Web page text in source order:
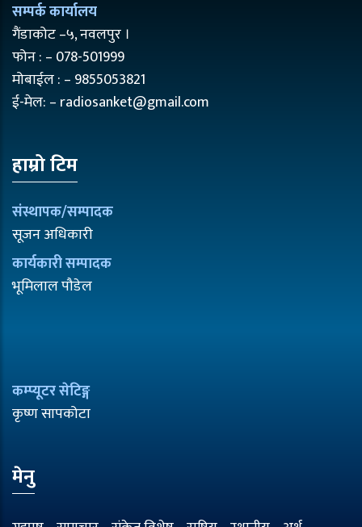
सम्पर्क कार्यालय
गैंडाकोट –५, नवलपुर ।
फोन : – 078-501999
मोबाईल : – 9855053821
ई-मेल: – radiosanket@gmail.com
हाम्रो टिम
संस्थापक/सम्पादक
सूजन अधिकारी
कार्यकारी सम्पादक
भूमिलाल पौडेल
कम्प्यूटर सेटिङ्ग
कृष्ण सापकोटा
मेनु